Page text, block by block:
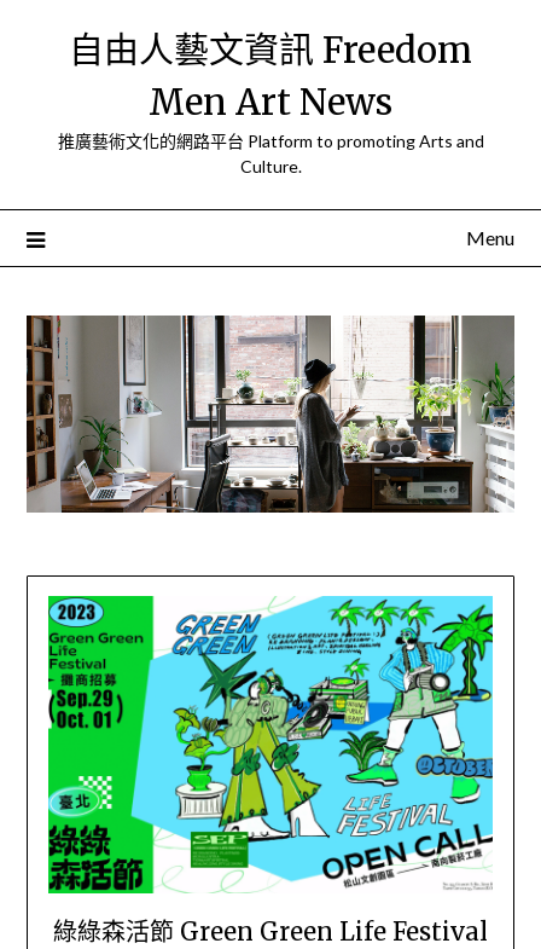
自由人藝文資訊 Freedom
Men Art News
推廣藝術文化的網路平台 Platform to promoting Arts and
Culture.
Menu
綠綠森活節 Green Green Life Festival